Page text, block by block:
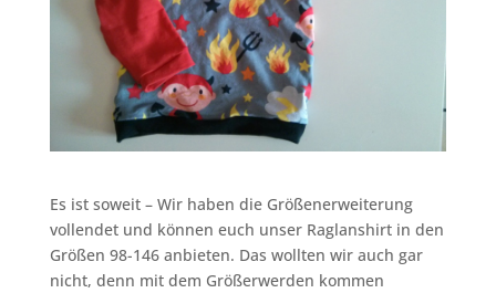
Es ist soweit – Wir haben die Größenerweiterung
vollendet und können euch unser Raglanshirt in den
Größen 98-146 anbieten. Das wollten wir auch gar
nicht, denn mit dem Größerwerden kommen